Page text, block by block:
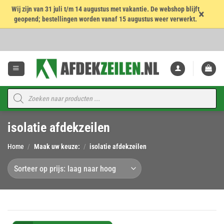
Wij zijn van 31 juli t/m 14 augustus met vakantie. De webshop blijft
geopend; bestellingen worden vanaf 15 augustus weer verwerkt. ×
Producten
zoeken
isolatie afdekzeilen
Home / Maak uw keuze: / isolatie afdekzeilen